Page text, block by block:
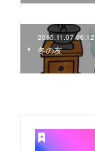
2015.11.07 06:12
冬の友